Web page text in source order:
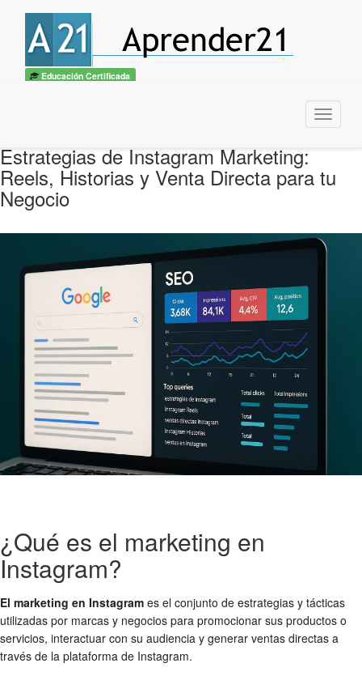
Educación Certificada
Menu
Estrategias de Instagram Marketing:
Reels, Historias y Venta Directa para tu
Negocio
¿Qué es el marketing en
Instagram?
El marketing en Instagram es el conjunto de estrategias y tácticas
utilizadas por marcas y negocios para promocionar sus productos o
servicios, interactuar con su audiencia y generar ventas directas a
través de la plataforma de Instagram.